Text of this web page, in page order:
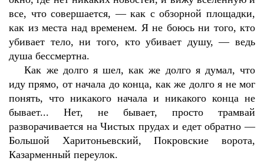
все, что совершается, — как с обзорной площадки,
как из места над временем. Я не боюсь ни того, кто
убивает тело, ни того, кто убивает душу, — ведь
душа бессмертна.
Как же долго я шел, как же долго я думал, что
иду прямо, от начала до конца, как же долго я не мог
понять, что никакого начала и никакого конца не
бывает... Нет, не бывает, просто трамвай
разворачивается на Чистых прудах и едет обратно —
Большой Харитоньевский, Покровские ворота,
Казарменный переулок.